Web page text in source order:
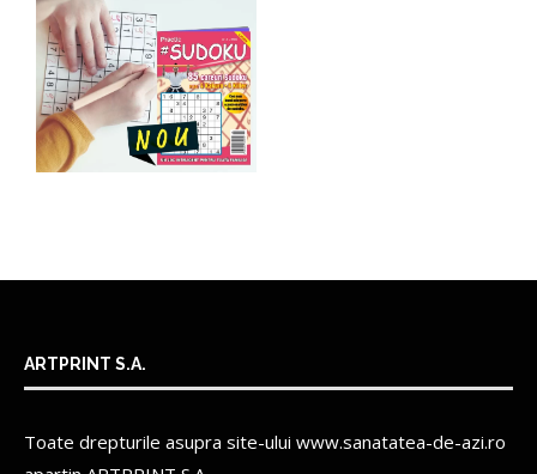
ARTPRINT S.A.
Toate drepturile asupra site-ului www.sanatatea-de-azi.ro